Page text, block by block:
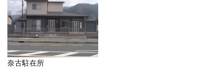
奈古駐在所